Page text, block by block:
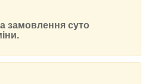
замовлення суто